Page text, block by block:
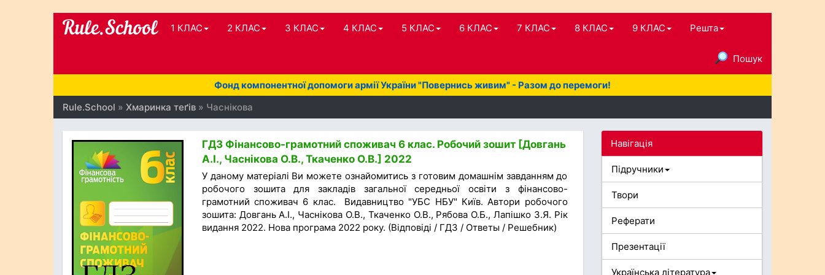
1 КЛАС 2 КЛАС 3 КЛАС 4 КЛАС 5 КЛАС 6 КЛАС 7 КЛАС 8 КЛАС 9 КЛАС Решта
Пошук
Фонд компонентної допомоги армії України "Повернись живим" - Разом до перемоги!
Rule.School » Хмаринка теґів » Часнікова
ГДЗ Фінансово-грамотний споживач 6 клас. Робочий зошит [Довгань
А.І., Часнікова О.В., Ткаченко О.В.] 2022
У даному матеріалі Ви можете ознайомитись з готовим домашнім завданням до
робочого зошита для закладів загальної середньої освіти з фінансово-
грамотний споживач 6 клас. Видавництво "УБС НБУ" Київ. Автори робочого
зошита: Довгань А.І., Часнікова О.В., Ткаченко О.В., Рябова О.Б., Лапішко З.Я. Рік
видання 2022. Нова програма 2022 року. (Відповіді / ГДЗ / Ответы / Решебник)
Навігація
Підручники
Твори
Реферати
Презентації
Українська література